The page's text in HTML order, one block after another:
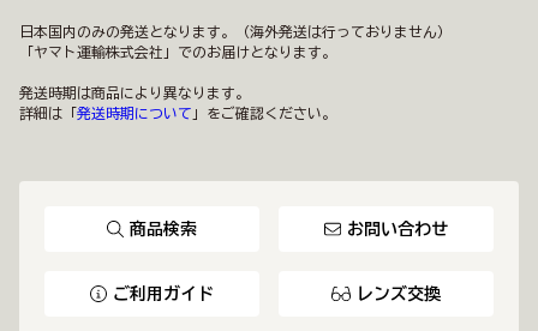
日本国内のみの発送となります。（海外発送は行っておりません）
「ヤマト運輸株式会社」でのお届けとなります。
発送時期は商品により異なります。
詳細は「 発送時期について 」をご確認ください。
商品検索 お問い合わせ
ご利用ガイド レンズ交換